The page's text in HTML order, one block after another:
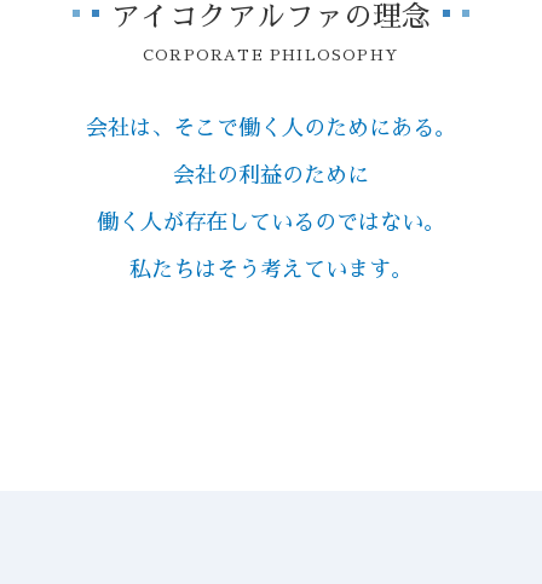
アイコクアルファの理念
CORPORATE PHILOSOPHY
会社は、そこで働く人のためにある。
会社の利益のために
働く人が存在しているのではない。
私たちはそう考えています。